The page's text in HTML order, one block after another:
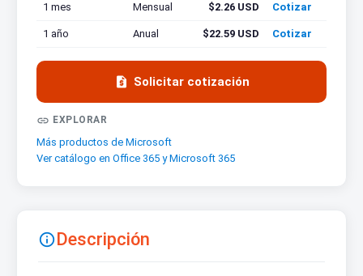
1 mes Mensual $2.26 USD Cotizar
1 año Anual $22.59 USD Cotizar
 Solicitar cotización
 EXPLORAR
Más productos de Microsoft
Ver catálogo en Office 365 y Microsoft 365
Descripción